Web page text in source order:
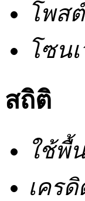
โพส
โซน
สถิติ
ใช้พื้
เครดิ